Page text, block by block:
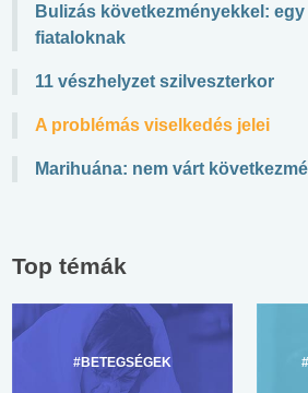
Bulizás következményekkel:
fiataloknak
11 vészhelyzet szilveszterkor
A problémás viselkedés jelei
Marihuána: nem várt
Top témák
#BETEGSÉGEK